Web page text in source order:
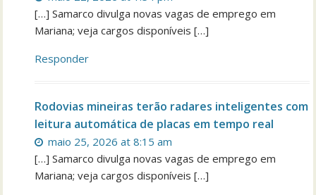
[…] Samarco divulga novas vagas de emprego em
Mariana; veja cargos disponíveis […]
Responder
Rodovias mineiras terão radares inteligentes com
leitura automática de placas em tempo real
maio 25, 2026 at 8:15 am
[…] Samarco divulga novas vagas de emprego em
Mariana; veja cargos disponíveis […]